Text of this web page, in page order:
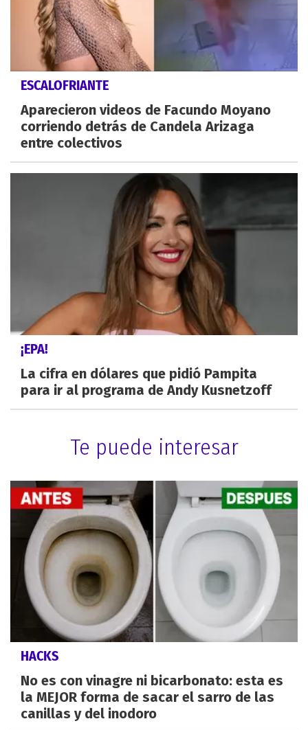
ESCALOFRIANTE
Aparecieron videos de Facundo Moyano
corriendo detrás de Candela Arizaga
entre colectivos
¡EPA!
La cifra en dólares que pidió Pampita
para ir al programa de Andy Kusnetzoff
Te puede interesar
HACKS
No es con vinagre ni bicarbonato: esta es
la MEJOR forma de sacar el sarro de las
canillas y del inodoro